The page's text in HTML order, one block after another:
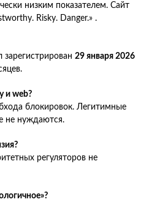
низким показателем. Сайт
Risky. Danger.» .
29 января 2026
и web?
блокировок. Легитимные
не нуждаются.
регуляторов не